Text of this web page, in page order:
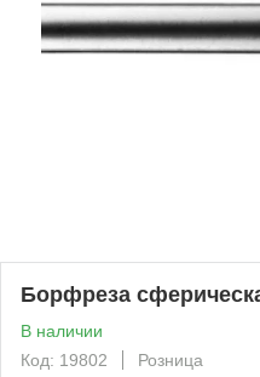
Борфреза
В наличии
Код: 19802
Розница